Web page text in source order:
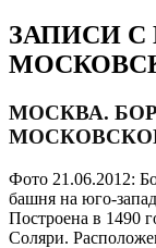
ЗАПИСИ
МОСКВА.
Фото 21.06.2012:
башня на юго-
Построена в 1490
Соляри.